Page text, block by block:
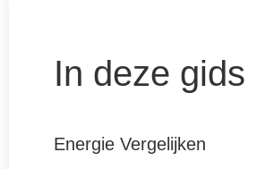
In deze gids
Energie Vergelijken